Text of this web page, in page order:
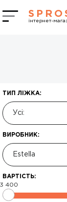
інтернет-
ТИП ЛІЖКА:
Усі:
ВИРОБНИК:
Estella
ВАРТІСТЬ:
400